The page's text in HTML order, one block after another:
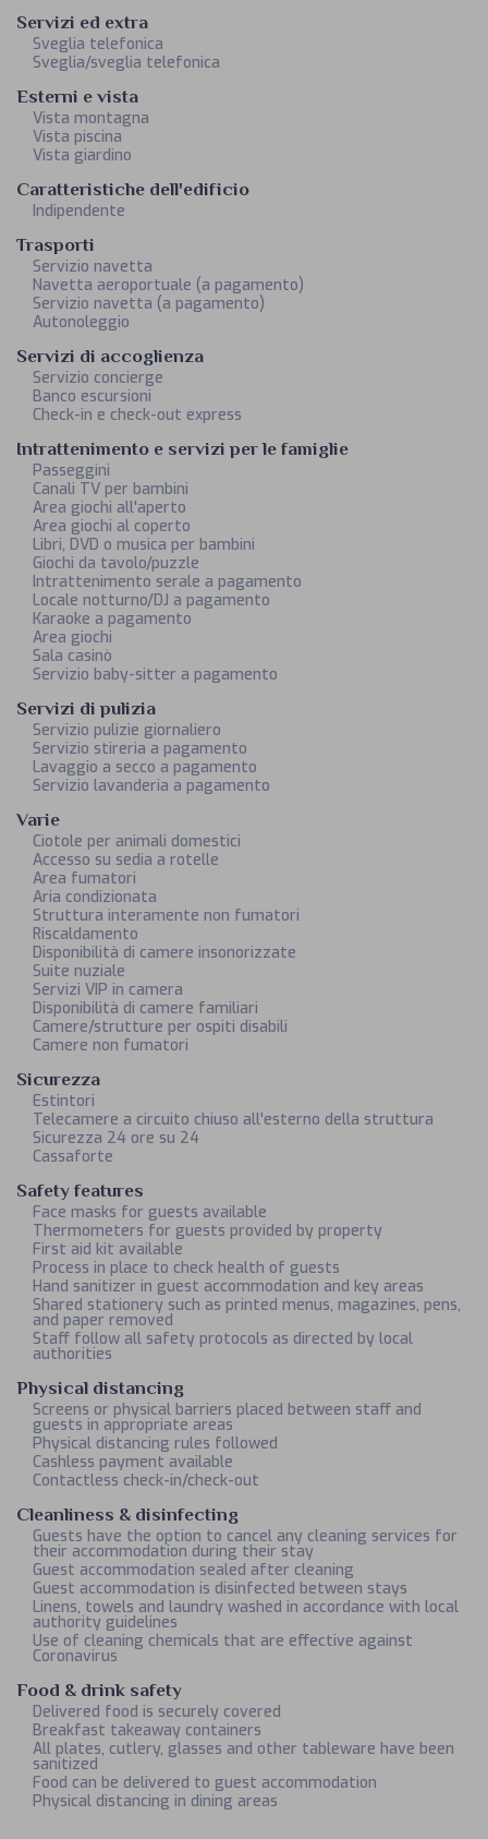
Servizi ed extra
Sveglia telefonica
Sveglia/sveglia telefonica
Esterni e vista
Vista montagna
Vista piscina
Vista giardino
Caratteristiche dell'edificio
Indipendente
Trasporti
Servizio navetta
Navetta aeroportuale (a pagamento)
Servizio navetta (a pagamento)
Autonoleggio
Servizi di accoglienza
Servizio concierge
Banco escursioni
Check-in e check-out express
Intrattenimento e servizi per le famiglie
Passeggini
Canali TV per bambini
Area giochi all'aperto
Area giochi al coperto
Libri, DVD o musica per bambini
Giochi da tavolo/puzzle
Intrattenimento serale a pagamento
Locale notturno/DJ a pagamento
Karaoke a pagamento
Area giochi
Sala casinò
Servizio baby-sitter a pagamento
Servizi di pulizia
Servizio pulizie giornaliero
Servizio stireria a pagamento
Lavaggio a secco a pagamento
Servizio lavanderia a pagamento
Varie
Ciotole per animali domestici
Accesso su sedia a rotelle
Area fumatori
Aria condizionata
Struttura interamente non fumatori
Riscaldamento
Disponibilità di camere insonorizzate
Suite nuziale
Servizi VIP in camera
Disponibilità di camere familiari
Camere/strutture per ospiti disabili
Camere non fumatori
Sicurezza
Estintori
Telecamere a circuito chiuso all'esterno della struttura
Sicurezza 24 ore su 24
Cassaforte
Safety features
Face masks for guests available
Thermometers for guests provided by property
First aid kit available
Process in place to check health of guests
Hand sanitizer in guest accommodation and key areas
Shared stationery such as printed menus, magazines, pens,
and paper removed
Staff follow all safety protocols as directed by local
authorities
Physical distancing
Screens or physical barriers placed between staff and
guests in appropriate areas
Physical distancing rules followed
Cashless payment available
Contactless check-in/check-out
Cleanliness & disinfecting
Guests have the option to cancel any cleaning services for
their accommodation during their stay
Guest accommodation sealed after cleaning
Guest accommodation is disinfected between stays
Linens, towels and laundry washed in accordance with local
authority guidelines
Use of cleaning chemicals that are effective against
Coronavirus
Food & drink safety
Delivered food is securely covered
Breakfast takeaway containers
All plates, cutlery, glasses and other tableware have been
sanitized
Food can be delivered to guest accommodation
Physical distancing in dining areas